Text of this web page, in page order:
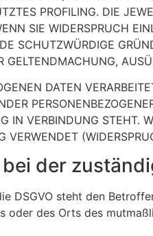
PROFILING. DIE
SIE WIDERSPRUCH
SCHUTZWÜRDIGE
GELTENDMACHUNG,
DATEN
IN VERBINDUNG STEHT.
VERWENDET
der
DSGVO steht den
oder des Orts des